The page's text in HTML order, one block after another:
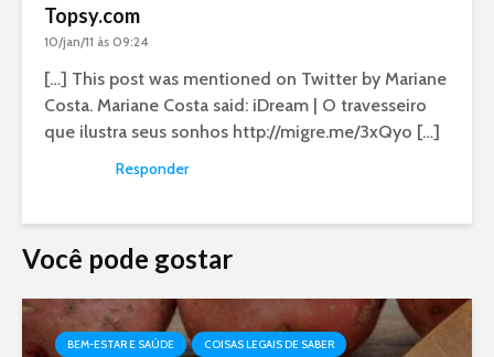
Topsy.com
10/jan/11 às 09:24
[…] This post was mentioned on Twitter by Mariane
Costa. Mariane Costa said: iDream | O travesseiro
que ilustra seus sonhos http://migre.me/3xQyo […]
Responder
Você pode gostar
BEM-ESTAR E SAÚDE
COISAS LEGAIS DE SABER